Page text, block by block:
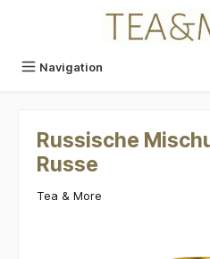
Navigation
Russische
Russe
Tea & More